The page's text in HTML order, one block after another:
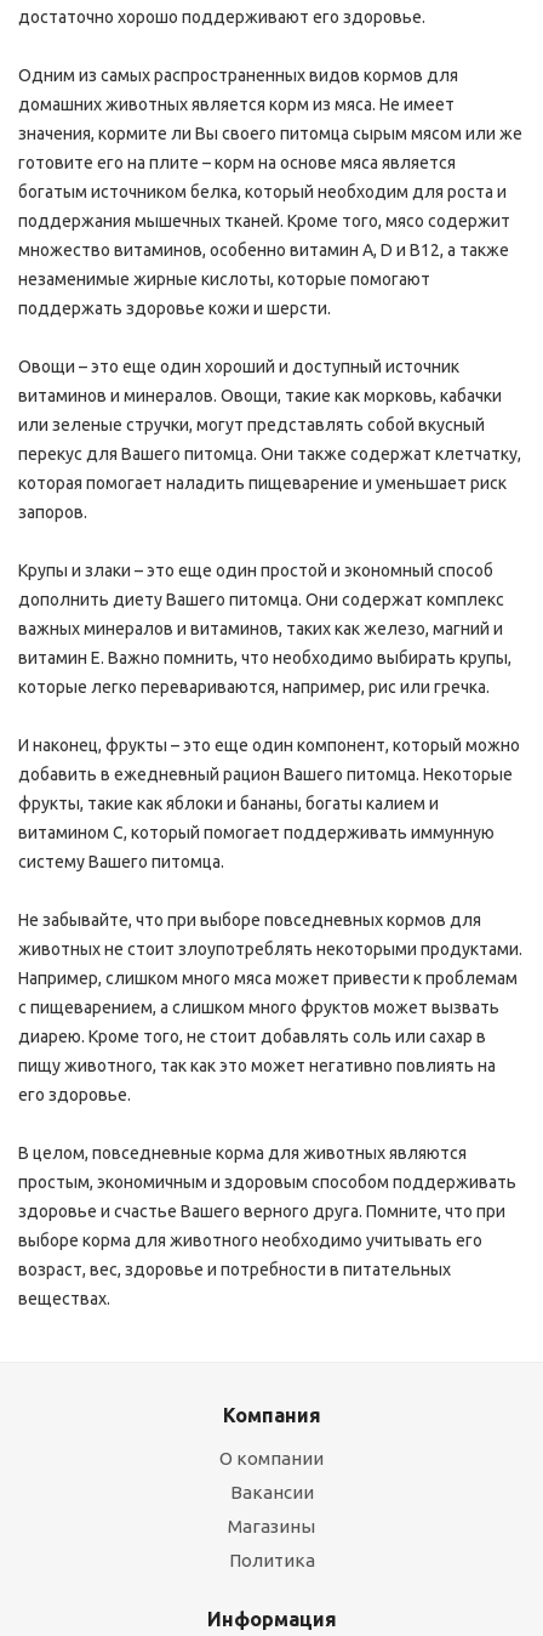
достаточно хорошо поддерживают его здоровье.
Одним из самых распространенных видов кормов для
домашних животных является корм из мяса. Не имеет
значения, кормите ли Вы своего питомца сырым мясом или же
готовите его на плите – корм на основе мяса является
богатым источником белка, который необходим для роста и
поддержания мышечных тканей. Кроме того, мясо содержит
множество витаминов, особенно витамин А, D и B12, а также
незаменимые жирные кислоты, которые помогают
поддержать здоровье кожи и шерсти.
Овощи – это еще один хороший и доступный источник
витаминов и минералов. Овощи, такие как морковь, кабачки
или зеленые стручки, могут представлять собой вкусный
перекус для Вашего питомца. Они также содержат клетчатку,
которая помогает наладить пищеварение и уменьшает риск
запоров.
Крупы и злаки – это еще один простой и экономный способ
дополнить диету Вашего питомца. Они содержат комплекс
важных минералов и витаминов, таких как железо, магний и
витамин Е. Важно помнить, что необходимо выбирать крупы,
которые легко перевариваются, например, рис или гречка.
И наконец, фрукты – это еще один компонент, который можно
добавить в ежедневный рацион Вашего питомца. Некоторые
фрукты, такие как яблоки и бананы, богаты калием и
витамином C, который помогает поддерживать иммунную
систему Вашего питомца.
Не забывайте, что при выборе повседневных кормов для
животных не стоит злоупотреблять некоторыми продуктами.
Например, слишком много мяса может привести к проблемам
с пищеварением, а слишком много фруктов может вызвать
диарею. Кроме того, не стоит добавлять соль или сахар в
пищу животного, так как это может негативно повлиять на
его здоровье.
В целом, повседневные корма для животных являются
простым, экономичным и здоровым способом поддерживать
здоровье и счастье Вашего верного друга. Помните, что при
выборе корма для животного необходимо учитывать его
возраст, вес, здоровье и потребности в питательных
веществах.
Компания
О компании
Вакансии
Магазины
Политика
Информация